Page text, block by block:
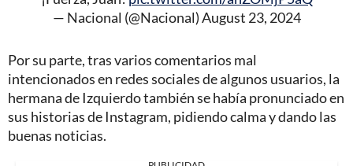
— Nacional (@Nacional)August 23, 2024
Por su parte, tras varios comentarios mal
intencionados en redes sociales de algunos usuarios, la
hermana de Izquierdo también se había pronunciado en
sus historias de Instagram, pidiendo calma y dando las
buenas noticias.